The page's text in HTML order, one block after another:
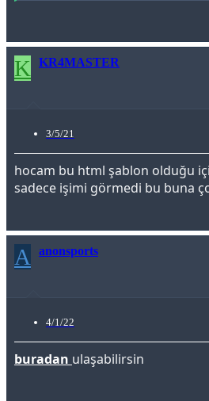
K KR4MASTER
3/5/21
hocam bu html şablon olduğu
sadece işimi görmedi bu buna
A anonsports
4/1/22
buradan ulaşabilirsin